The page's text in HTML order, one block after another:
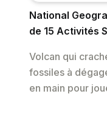
National
de 15 Activités
Volcan qui
fossiles à
en main pour